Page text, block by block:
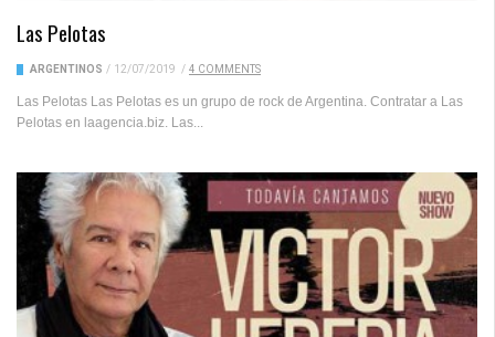
Las Pelotas
ARGENTINOS / 12/07/2019 / 4 COMMENTS
Las Pelotas Las Pelotas es un grupo de rock de Argentina. Contratar a Las
Pelotas en laagencia.biz. Las...